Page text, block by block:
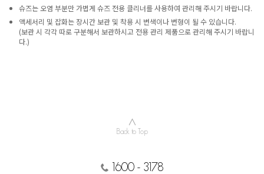
슈즈는 오염 부분만 가볍게 슈즈 전용 클리너를 사용하여 관리해 주시기 바랍니다.
액세서리 및 잡화는 장시간 보관 및 착용 시 변색이나 변형이 될 수 있습니다.
(보관 시 각각 따로 구분해서 보관하시고 전용 관리 제품으로 관리해 주시기 바랍니
다.)
∧
Back to Top
1600 - 3178